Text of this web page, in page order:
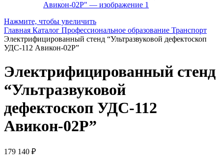
Нажмите, чтобы увеличить
Главная Каталог Профессиональное образование Транспорт
Электрифицированный стенд “Ультразвуковой дефектоскоп
УДС-112 Авикон-02Р”
Электрифицированный стенд
“Ультразвуковой
дефектоскоп УДС-112
Авикон-02Р”
179 140 ₽